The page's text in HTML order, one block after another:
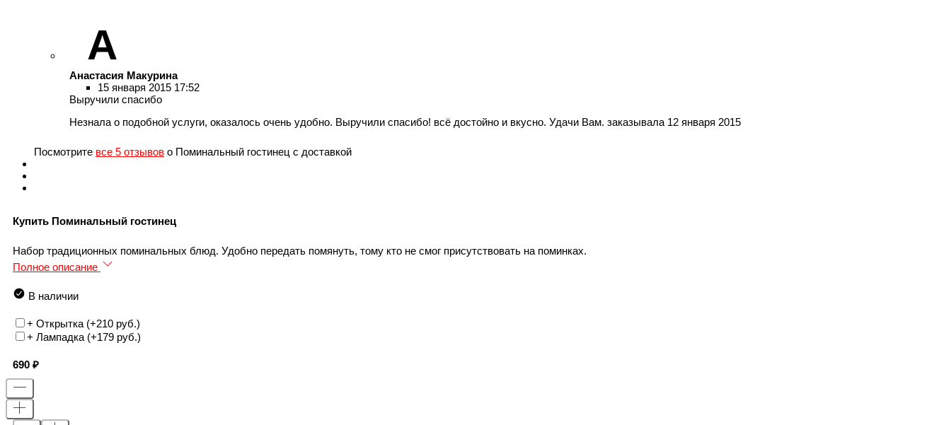
А
Анастасия Макурина
15 января 2015 17:52
Выручили спасибо
Незнала о подобной услуги, оказалось очень удобно. Выручили спасибо! всё достойно и вкусно. Удачи Вам. заказывала 12 января 2015
Посмотрите все 5 отзывов о Поминальный гостинец с доставкой
Купить Поминальный гостинец
Набор традиционных поминальных блюд. Удобно передать помянуть, тому кто не смог присутствовать на поминках.
Полное описание
В наличии
+ Открытка (+210 руб.)
+ Лампадка (+179 руб.)
690